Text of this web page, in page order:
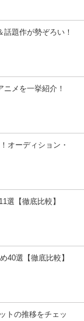
題作が勢ぞろい！
ニメを一挙紹介！
オーディション・
選【徹底比較】
40選【徹底比較】
トの推移をチェッ